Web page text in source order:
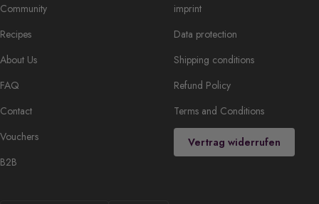
Community
Recipes
About Us
FAQ
Contact
Vouchers
B2B
imprint
Data protection
Shipping conditions
Refund Policy
Terms and Conditions
Vertrag widerrufen